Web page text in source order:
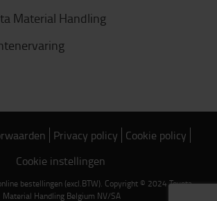
Material Handling
Privacy policy Cookie policy
Cookie instellingen
bestellingen (excl.BTW). Copyright © 2024 Toyota
Material Handling Belgium NV/SA